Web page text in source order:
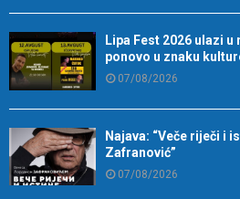
Lipa Fest 2026 ulazi
ponovo u znaku
07/08/2026
Najava: “Veče riječi i
Zafranović”
07/08/2026